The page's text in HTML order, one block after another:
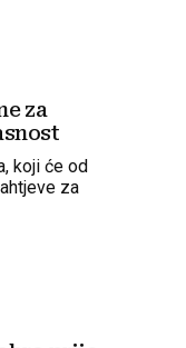
za
koji će od
za